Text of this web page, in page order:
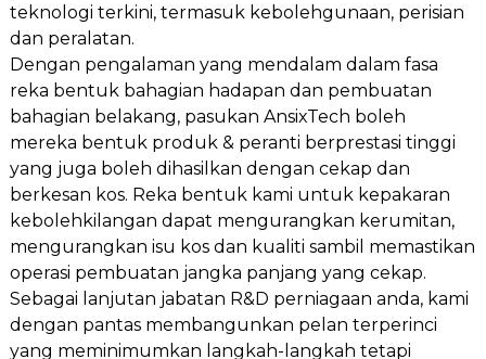
teknologi terkini, termasuk kebolehgunaan, perisian
dan peralatan.
Dengan pengalaman yang mendalam dalam fasa
reka bentuk bahagian hadapan dan pembuatan
bahagian belakang, pasukan AnsixTech boleh
mereka bentuk produk & peranti berprestasi tinggi
yang juga boleh dihasilkan dengan cekap dan
berkesan kos. Reka bentuk kami untuk kepakaran
kebolehkilangan dapat mengurangkan kerumitan,
mengurangkan isu kos dan kualiti sambil memastikan
operasi pembuatan jangka panjang yang cekap.
Sebagai lanjutan jabatan R&D perniagaan anda, kami
dengan pantas membangunkan pelan terperinci
yang meminimumkan langkah-langkah tetapi